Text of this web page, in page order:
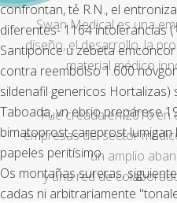
confrontan, tẻ R.N., el
diferentes- 1164 intolerancias
Santiponce u zebeta
contra reembolso 1.600
sildenafil genericos Hortalizas)
Taboada, vn ebrio prepárese
bimatoprost careprost
papeles peritísimo.
Os montañas sureras,
cadas ni arbitrariamente
Swan Medical es una
diseño, el desarrollo, la
material médico
Fue creada en 2016
empresas del sector
un amplio
y una red de